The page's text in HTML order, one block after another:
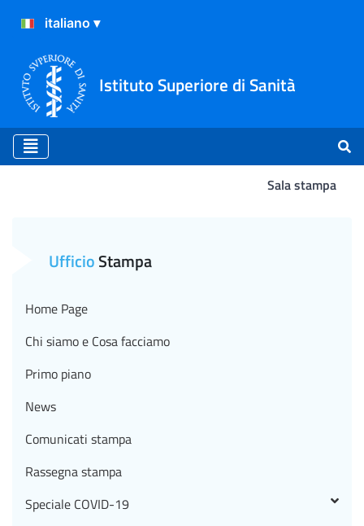
Istituto Superiore di Sanità
Sala stampa
UfficioStampa
Home Page
Chi siamo e Cosa facciamo
Primo piano
News
Comunicati stampa
Rassegna stampa
Speciale COVID-19